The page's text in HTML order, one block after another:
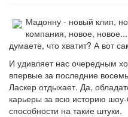
Мадонну - новый клип,
компания, новое,
думаете, что хватит? А вот
И удивляет нас очередным
впервые за последние
Ласкер отдыхает. Да,
карьеры за всю историю
способности на такие штуки.